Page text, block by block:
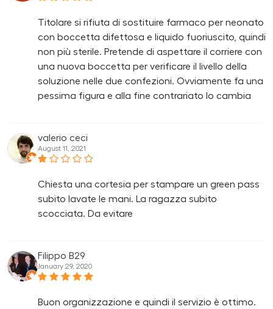
Titolare si rifiuta di sostituire farmaco per neonato
con boccetta difettosa e liquido fuoriuscito, quindi
non più sterile. Pretende di aspettare il corriere con
una nuova boccetta per verificare il livello della
soluzione nelle due confezioni. Ovviamente fa una
pessima figura e alla fine contrariato lo cambia
valerio ceci
August 11, 2021
Chiesta una cortesia per stampare un green pass
subito lavate le mani. La ragazza subito
scocciata. Da evitare
Filippo B29
January 29, 2020
Buon organizzazione e quindi il servizio è ottimo.